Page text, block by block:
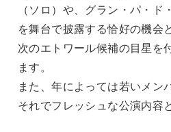
（ソロ）や、グラン・パ・ド
を舞台で披露する恰好の機会
次のエトワール候補の目星を
ます。
また、年によっては若いメン
それでフレッシュな公演内容